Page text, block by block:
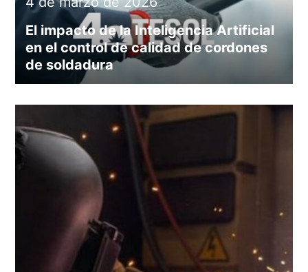
El impacto de la Inteligencia Artificial
en el control de calidad de cordones
de soldadura